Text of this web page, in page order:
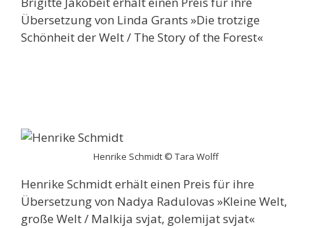
Übersetzung von Linda Grants »Die trotzige
Schönheit der Welt / The Story of the Forest«
Henrike Schmidt © Tara Wolff
Henrike Schmidt erhält einen Preis für ihre
Übersetzung von Nadya Radulovas »Kleine Welt,
große Welt / Malkija svjat, golemijat svjat«